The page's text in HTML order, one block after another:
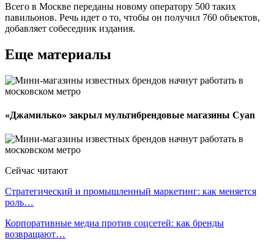
Всего в Москве переданы новому оператору 500 таких
павильонов. Речь идет о то, чтобы он получил 760 объектов,
добавляет собеседник издания.
Еще материалы
«Джамилько» закрыл мультибрендовые магазины Cyan
Сейчас читают
Стратегический и промышленный маркетинг: как меняется
роль…
Корпоративные медиа против соцсетей: как бренды
возвращают…